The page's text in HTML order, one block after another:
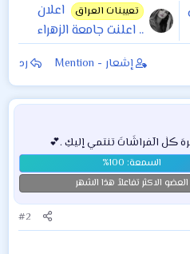
تعيينات العراق
اعلان
.. اعلنت جامعة الزهراء
(عليها السلام) عن
فتح باب التعيين على
ملاكي مدارس الوارث
وكلية الهندسة
وتكنولوجيا
المعلومات
إشعار - Mention رد
ڪلٰ الٓفراشَاتَ تنتمي إليكِ .💕
العضو الاكثر تفاعلاً هذا الشهر
#2